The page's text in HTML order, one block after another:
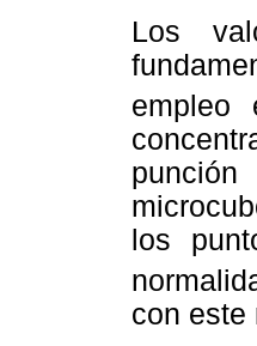
Los
empleo
los
con este